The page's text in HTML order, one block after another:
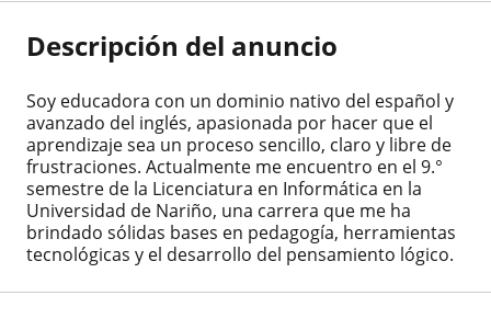
Descripción del anuncio
Soy educadora con un dominio nativo del español y
avanzado del inglés, apasionada por hacer que el
aprendizaje sea un proceso sencillo, claro y libre de
frustraciones. Actualmente me encuentro en el 9.°
semestre de la Licenciatura en Informática en la
Universidad de Nariño, una carrera que me ha
brindado sólidas bases en pedagogía, herramientas
tecnológicas y el desarrollo del pensamiento lógico.